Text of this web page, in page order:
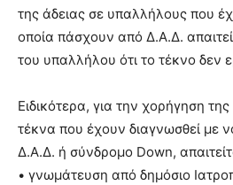
της άδειας σε υπαλλήλους που
οποία πάσχουν από Δ.Α.Δ.
του υπαλλήλου ότι το τέκνο δεν
Ειδικότερα, για την χορήγηση
τέκνα που έχουν διαγνωσθεί με
Δ.Α.Δ. ή σύνδρομο Down,
• γνωμάτευση από δημόσιο